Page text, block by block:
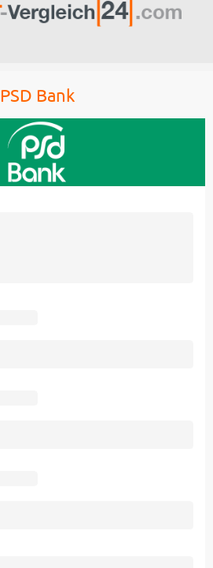
PSD Bank